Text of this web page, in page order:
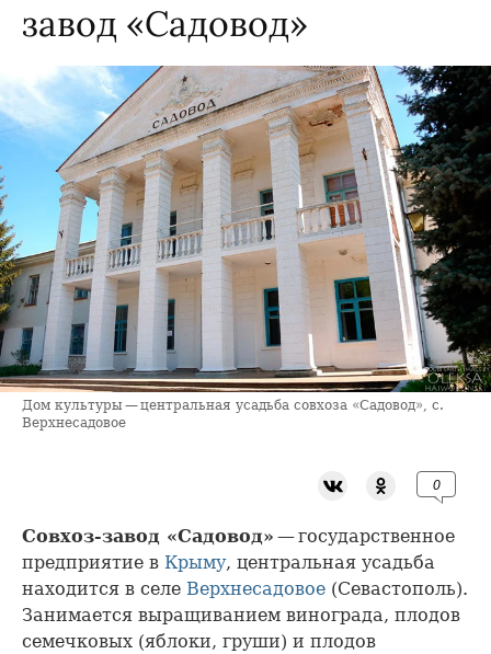
завод «Садовод»
Дом культуры — центральная усадьба совхоза «Садовод», с.
Верхнесадовое
0
Совхоз-завод «Садовод» — государственное
предприятие в Крыму, центральная усадьба
находится в селе Верхнесадовое (Севастополь).
Занимается выращиванием винограда, плодов
семечковых (яблоки, груши) и плодов